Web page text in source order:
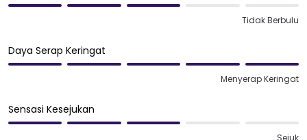
Tidak Berbulu
Daya Serap Keringat
Menyerap Keringat
Sensasi Kesejukan